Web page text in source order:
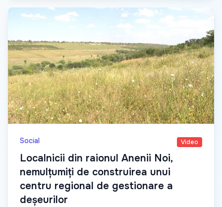
Social Video
Localnicii din raionul Anenii Noi,
nemulțumiți de construirea unui
centru regional de gestionare a
deșeurilor